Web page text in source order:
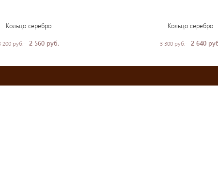
Кольцо серебро
200 руб. 2 560 руб.
Кольцо серебро
3 300 руб. 2 640